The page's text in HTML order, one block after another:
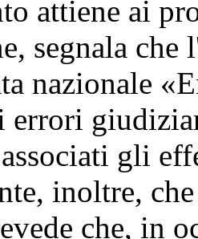
attiene ai
segnala
nazionale
gli
inoltre, che
che, in